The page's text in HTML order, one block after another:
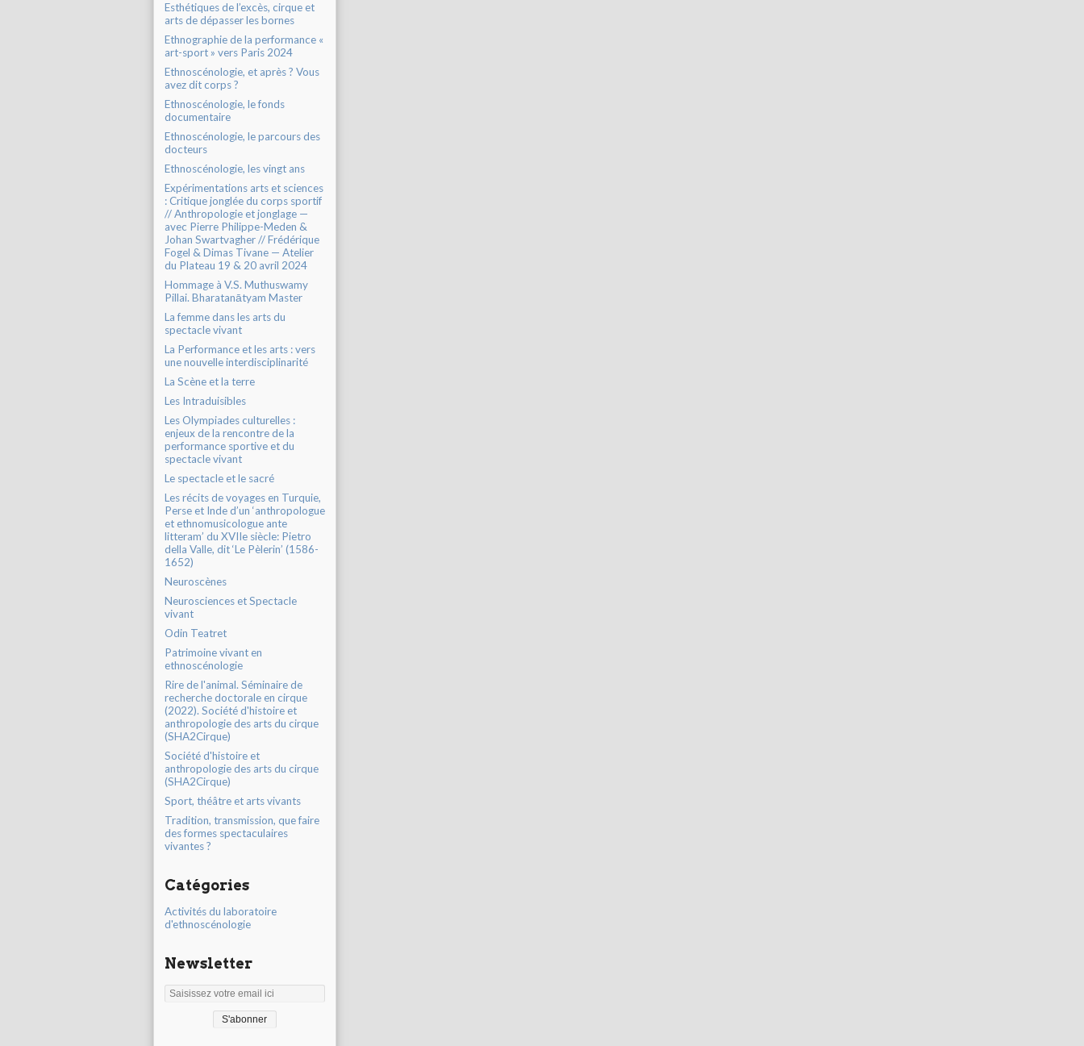
Esthétiques de l’excès, cirque et
arts de dépasser les bornes
Ethnographie de la performance «
art-sport » vers Paris 2024
Ethnoscénologie, et après ? Vous
avez dit corps ?
Ethnoscénologie, le fonds
documentaire
Ethnoscénologie, le parcours des
docteurs
Ethnoscénologie, les vingt ans
Expérimentations arts et sciences
: Critique jonglée du corps sportif
// Anthropologie et jonglage —
avec Pierre Philippe-Meden &
Johan Swartvagher // Frédérique
Fogel & Dimas Tivane — Atelier
du Plateau 19 & 20 avril 2024
Hommage à V.S. Muthuswamy
Pillai. Bharatanātyam Master
La femme dans les arts du
spectacle vivant
La Performance et les arts : vers
une nouvelle interdisciplinarité
La Scène et la terre
Les Intraduisibles
Les Olympiades culturelles :
enjeux de la rencontre de la
performance sportive et du
spectacle vivant
Le spectacle et le sacré
Les récits de voyages en Turquie,
Perse et Inde d’un ‘anthropologue
et ethnomusicologue ante
litteram’ du XVIIe siècle: Pietro
della Valle, dit ‘Le Pèlerin’ (1586-
1652)
Neuroscènes
Neurosciences et Spectacle
vivant
Odin Teatret
Patrimoine vivant en
ethnoscénologie
Rire de l'animal. Séminaire de
recherche doctorale en cirque
(2022). Société d'histoire et
anthropologie des arts du cirque
(SHA2Cirque)
Société d'histoire et
anthropologie des arts du cirque
(SHA2Cirque)
Sport, théâtre et arts vivants
Tradition, transmission, que faire
des formes spectaculaires
vivantes ?
Catégories
Activités du laboratoire
d'ethnoscénologie
Newsletter